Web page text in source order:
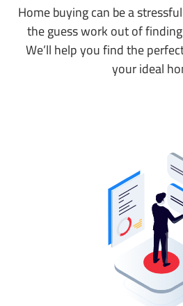
Home buying can be a
the guess work out of
We’ll help you find the
your ideal